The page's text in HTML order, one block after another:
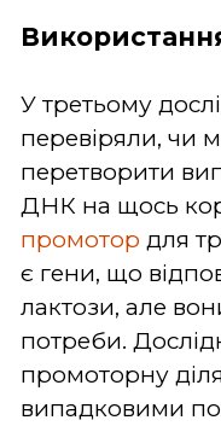
У третьому
перевіряли, чи
перетворити
ДНК на щось
промотор для
є гени, що
лактози, але
потреби.
промоторну
випадковими